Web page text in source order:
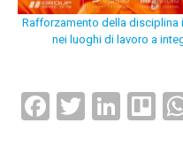
Rafforzamento della disciplina
nei luoghi di lavoro a
Facebook
Twitter